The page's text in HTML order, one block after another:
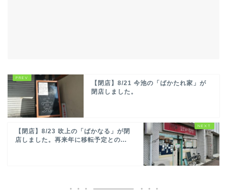
【閉店】8/21 今池の「ばかたれ家」が
閉店しました。
【閉店】8/23 吹上の「ばかなる」が閉
店しました。再来年に移転予定との...